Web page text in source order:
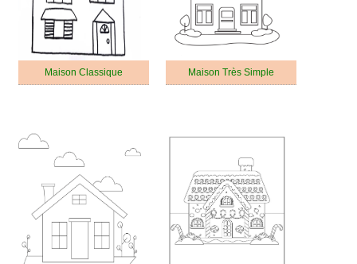
Maison Classique Maison Très Simple